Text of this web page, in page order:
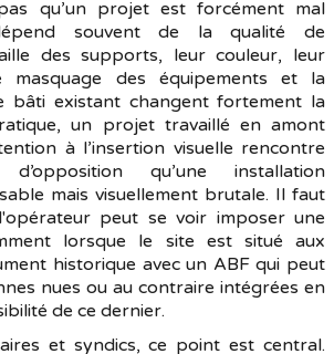
qu’un projet est forcément mal
souvent de la qualité de
des supports, leur couleur, leur
masquage des équipements et la
bâti existant changent fortement la
un projet travaillé en amont
à l’insertion visuelle rencontre
qu’une installation
mais visuellement brutale. Il faut
peut se voir imposer une
lorsque le site est situé aux
historique avec un ABF qui peut
nues ou au contraire intégrées en
de ce dernier.
et syndics, ce point est central.